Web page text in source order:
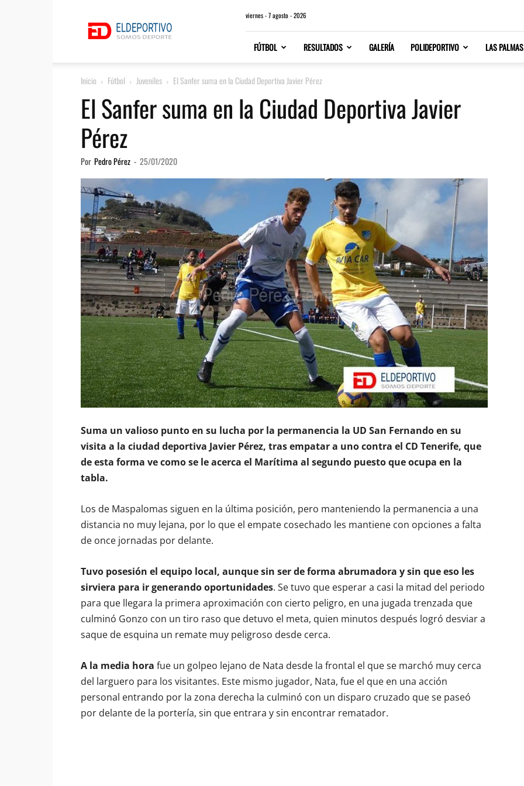
viernes - 7 agosto - 2026
FÚTBOL RESULTADOS GALERÍA POLIDEPORTIVO LAS PALMAS
Inicio Fútbol Juveniles El Sanfer suma en la Ciudad Deportiva Javier Pérez
El Sanfer suma en la Ciudad Deportiva Javier
Pérez
Por Pedro Pérez - 25/01/2020
Suma un valioso punto en su lucha por la permanencia la UD San Fernando en su
visita a la ciudad deportiva Javier Pérez, tras empatar a uno contra el CD Tenerife, que
de esta forma ve como se le acerca el Marítima al segundo puesto que ocupa en la
tabla.
Los de Maspalomas siguen en la última posición, pero manteniendo la permanencia a una
distancia no muy lejana, por lo que el empate cosechado les mantiene con opciones a falta
de once jornadas por delante.
Tuvo posesión el equipo local, aunque sin ser de forma abrumadora y sin que eso les
sirviera para ir generando oportunidades. Se tuvo que esperar a casi la mitad del periodo
para que llegara la primera aproximación con cierto peligro, en una jugada trenzada que
culminó Gonzo con un tiro raso que detuvo el meta, quien minutos después logró desviar a
saque de esquina un remate muy peligroso desde cerca.
A la media hora fue un golpeo lejano de Nata desde la frontal el que se marchó muy cerca
del larguero para los visitantes. Este mismo jugador, Nata, fue el que en una acción
personal entrando por la zona derecha la culminó con un disparo cruzado que se paseó
por delante de la portería, sin que entrara y sin encontrar rematador.